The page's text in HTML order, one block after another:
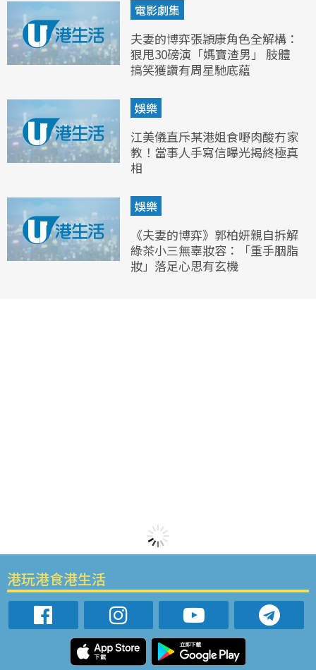
電影劇集
夫妻的博弈張頴康角色全解構：
狠甩30磅演「媽寶渣男」 肢體
搞笑獲讚有周星馳底蘊
娛樂
江美儀直斥某港姐食嘢肉酸冇家
教！當事人手寫信曝光揭終極真
相
娛樂
《夫妻的博弈》郭柏妍親自拆解
綠茶小三無辜妝容：「重手胭脂
妝」落足心思有玄機
港玩港食港生活